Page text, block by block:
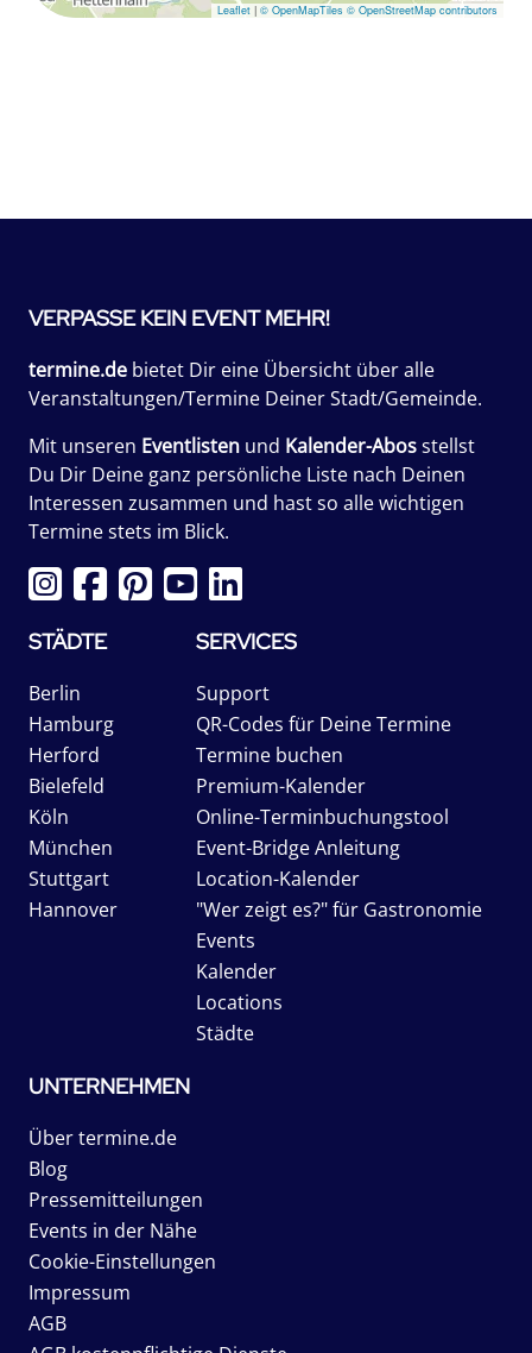
Leaflet | © OpenMapTiles © OpenStreetMap contributors
VERPASSE KEIN EVENT MEHR!
termine.de bietet Dir eine Übersicht über alle
Veranstaltungen/Termine Deiner Stadt/Gemeinde.
Mit unseren Eventlisten und Kalender-Abosstellst
Du Dir Deine ganz persönliche Liste nach Deinen
Interessen zusammen und hast so alle wichtigen
Termine stets im Blick.
STÄDTE
Berlin
Hamburg
Herford
Bielefeld
Köln
München
Stuttgart
Hannover
SERVICES
Support
QR-Codes für Deine Termine
Termine buchen
Premium-Kalender
Online-Terminbuchungstool
Event-Bridge Anleitung
Location-Kalender
"Wer zeigt es?" für Gastronomie
Events
Kalender
Locations
Städte
UNTERNEHMEN
Über termine.de
Blog
Pressemitteilungen
Events in der Nähe
Cookie-Einstellungen
Impressum
AGB